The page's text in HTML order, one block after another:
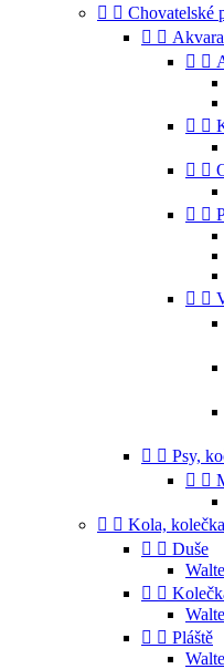
  Chovatelské
 
 
 
 
 
 
  Psy,
 
  Kola, kolečka
  Duše
 
  Pláště